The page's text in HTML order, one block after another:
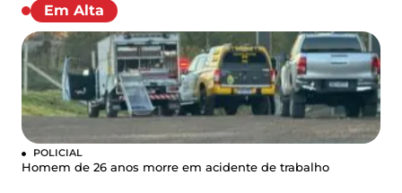
Em Alta
POLICIAL
Homem de 26 anos morre em acidente de trabalho